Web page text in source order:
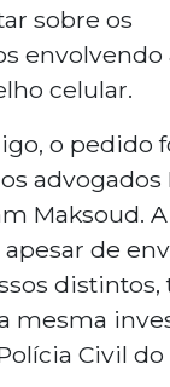
sobre os
envolvendo
celular.
o pedido
advogados
Maksoud.
de
distintos,
mesma
Civil